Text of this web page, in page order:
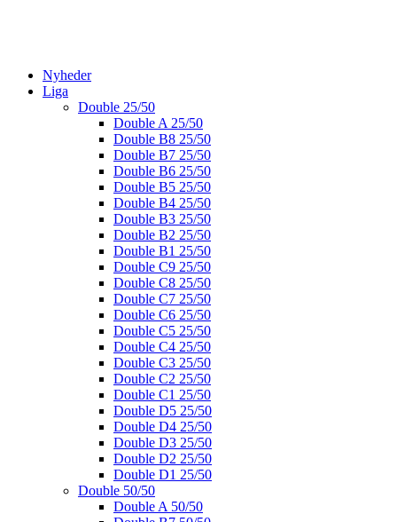
Nyheder
Liga
Double 25/50
Double A 25/50
Double B8 25/50
Double B7 25/50
Double B6 25/50
Double B5 25/50
Double B4 25/50
Double B3 25/50
Double B2 25/50
Double B1 25/50
Double C9 25/50
Double C8 25/50
Double C7 25/50
Double C6 25/50
Double C5 25/50
Double C4 25/50
Double C3 25/50
Double C2 25/50
Double C1 25/50
Double D5 25/50
Double D4 25/50
Double D3 25/50
Double D2 25/50
Double D1 25/50
Double 50/50
Double A 50/50